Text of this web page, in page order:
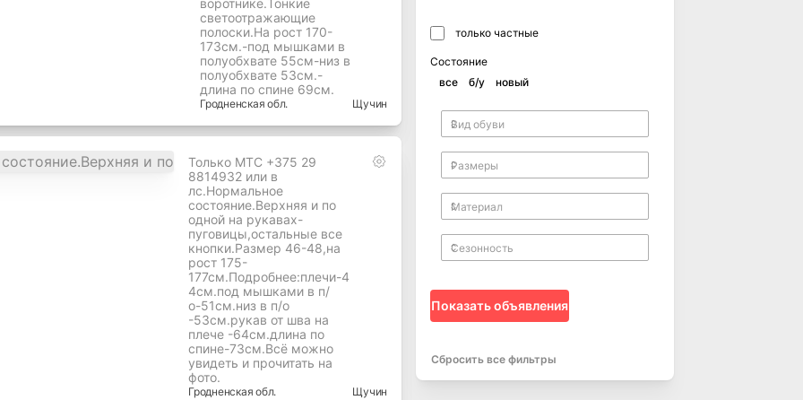
воротнике.Тонкие
светоотражающие
полоски.На рост 170-
173см.-под мышками в
полуобхвате 55см-низ в
полуобхвате 53см.-
длина по спине 69см.
Гродненская обл. Щучин
Только МТС +375 29
8814932 или в
лс.Нормальное
состояние.Верхняя и по
одной на рукавах-
пуговицы,остальные все
кнопки.Размер 46-48,на
рост 175-
177см.Подробнее:плечи-4
4см.под мышками в п/
о-51см.низ в п/о
-53см.рукав от шва на
плече -64см.длина по
спине-73см.Всё можно
увидеть и прочитать на
фото.
Гродненская обл. Щучин
только частные
Состояние
все
б/у новый
Показать объявления
Сбросить все фильтры